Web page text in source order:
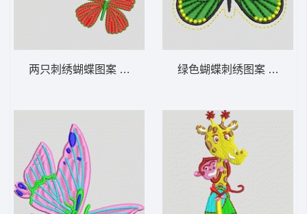
两只刺绣蝴蝶图案 蝴蝶 绿色蝴蝶刺绣图案 蝴蝶